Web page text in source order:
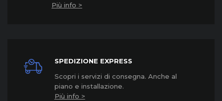
Più info >
SPEDIZIONE EXPRESS
Scopri i servizi di consegna. Anche al
piano e installazione.
Più info >